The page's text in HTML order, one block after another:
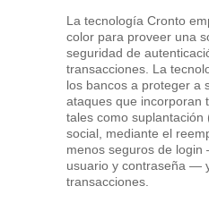
La tecnología Cronto
color para proveer una
seguridad de
transacciones. La
los bancos a proteger a
ataques que incorporan
tales como
social, mediante el
menos seguros de
usuario y contraseña —
transacciones.